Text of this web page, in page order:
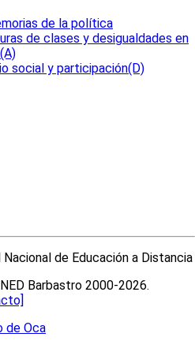
de la política
de clases y desigualdades en
social y participación(D)
Barbastro 2000-2026.